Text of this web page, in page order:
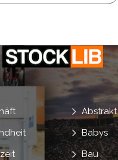
Abstrakt
Babys
Bau